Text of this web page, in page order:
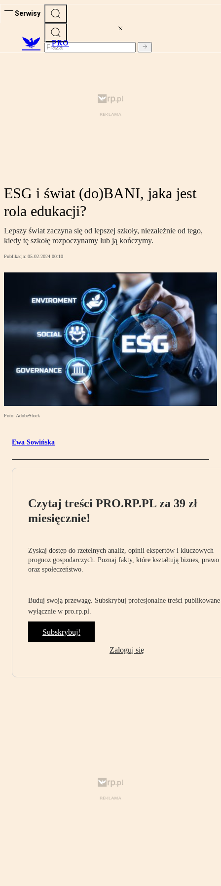
Serwisy
PRO
ESG i świat (do)BANI, jaka jest
rola edukacji?
Lepszy świat zaczyna się od lepszej szkoły, niezależnie od tego,
kiedy tę szkołę rozpoczynamy lub ją kończymy.
Publikacja: 05.02.2024 00:10
Foto: AdobeStock
Ewa Sowińska
Czytaj treści PRO.RP.PL za 39 zł
miesięcznie!
Zyskaj dostęp do rzetelnych analiz, opinii ekspertów i kluczowych
prognoz gospodarczych. Poznaj fakty, które kształtują biznes, prawo
oraz społeczeństwo.
Buduj swoją przewagę. Subskrybuj profesjonalne treści publikowane
wyłącznie w pro.rp.pl.
Subskrybuj!
Zaloguj się